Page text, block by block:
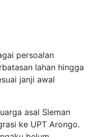
persoalan
lahan hingga
janji awal
asal Sleman
ke UPT Arongo.